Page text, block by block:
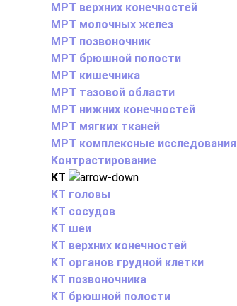
МРТ верхних конечностей
МРТ молочных желез
МРТ позвоночник
МРТ брюшной полости
МРТ кишечника
МРТ тазовой области
МРТ нижних конечностей
МРТ мягких тканей
МРТ комплексные исследования
Контрастирование
КТ
КТ головы
КТ сосудов
КТ шеи
КТ верхних конечностей
КТ органов грудной клетки
КТ позвоночника
КТ брюшной полости